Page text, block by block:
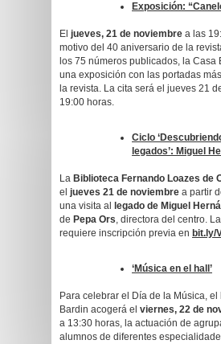
Exposición:
El jueves, 21 de noviembre a las
motivo del 40 aniversario de la
los 75 números publicados, la Casa
una exposición con las portadas
la revista. La cita será el jueves 21
19:00 horas.
Ciclo
legados’: Miguel
La Biblioteca Fernando Loazes de
el jueves 21 de noviembre a partir
una visita al
legado de Miguel
de Pepa Ors, directora del centro.
requiere inscripción previa en bit.ly/
‘Música en el hall’
Para celebrar el Día de la Música,
Bardin acogerá el viernes, 22 de
a 13:30 horas, la actuación de
alumnos de diferentes